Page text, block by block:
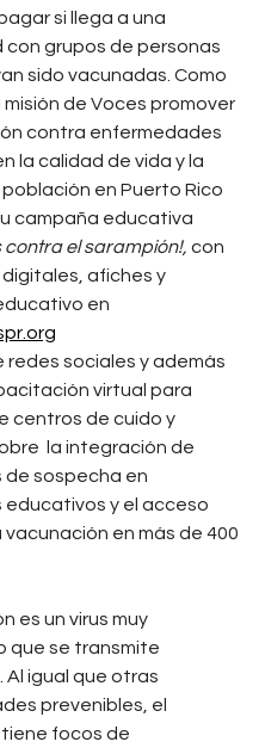
si llega a una
con grupos de personas
sido vacunadas. Como
de Voces promover
contra enfermedades
la calidad de vida y la
en Puerto Rico
campaña educativa
contra el sarampión!, con
afiches y
en
redes sociales y además
virtual para
centros de cuido y
la integración de
sospecha en
educativos y el acceso
en más de 400
es un virus muy
que se transmite
Al igual que otras
prevenibles, el
focos de